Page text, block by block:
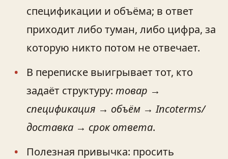
спецификации и объёма; в ответ
приходит либо туман, либо цифра, за
которую никто потом не отвечает.
В переписке выигрывает тот, кто
задаёт структуру: товар →
спецификация → объём → Incoterms/
доставка → срок ответа.
Полезная привычка: просить